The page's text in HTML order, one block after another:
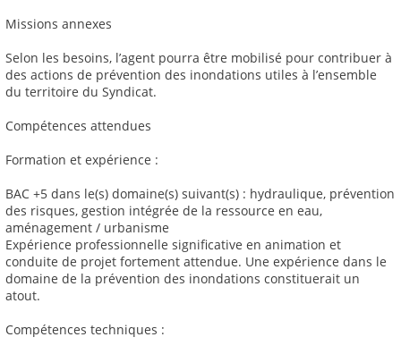
Missions annexes
Selon les besoins, l’agent pourra être mobilisé pour contribuer à
des actions de prévention des inondations utiles à l’ensemble
du territoire du Syndicat.
Compétences attendues
Formation et expérience :
BAC +5 dans le(s) domaine(s) suivant(s) : hydraulique, prévention
des risques, gestion intégrée de la ressource en eau,
aménagement / urbanisme
Expérience professionnelle significative en animation et
conduite de projet fortement attendue. Une expérience dans le
domaine de la prévention des inondations constituerait un
atout.
Compétences techniques :